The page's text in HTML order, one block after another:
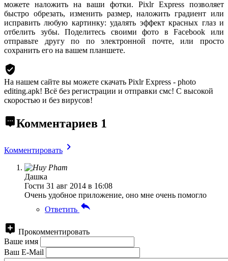
можете наложить на ваши фотки. Pixlr Express позволяет
быстро обрезать, изменить размер, наложить градиент или
исправить любую картинку: удалять эффект красных глаз и
отбелить зубы. Поделитесь своими фото в Facebook или
отправьте другу по по электронной почте, или просто
сохранить его на вашем планшете.
На нашем сайте вы можете скачать Pixlr Express - photo
editing.apk! Всё без регистрации и отправки смс! С высокой
скоростью и без вирусов!
Комментариев 1
Комментировать
Дашка
Гости 31 авг 2014 в 16:08
Очень удобное приложение, оно мне очень помогло
Ответить
Прокомментировать
Ваше имя
Ваш E-Mail